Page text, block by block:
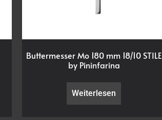
Buttermesser Mo 180 mm 18/10 STILE
by Pininfarina
Weiterlesen